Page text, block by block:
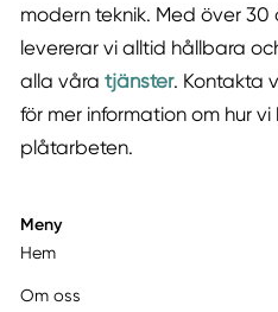
modern teknik. Med över 30
levererar vi alltid hållbara
alla våra tjänster. Kontakta
för mer information om hur
plåtarbeten.
Meny
Hem
Om oss